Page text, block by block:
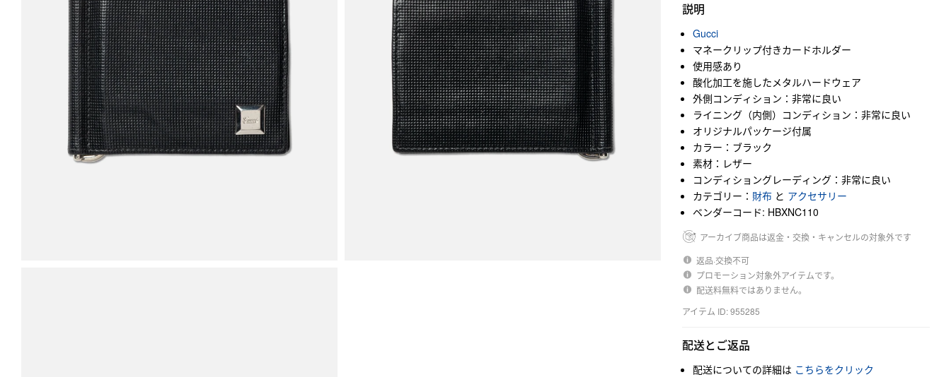
説明
Gucci
マネークリップ付きカードホルダー
使用感あり
酸化加工を施したメタルハードウェア
外側コンディション：非常に良い
ライニング（内側）コンディション：非常に良い
オリジナルパッケージ付属
カラー：ブラック
素材：レザー
コンディショングレーディング：非常に良い
カテゴリー： 財布 と アクセサリー
ベンダーコード: HBXNC110
アーカイブ商品は返金・交換・キャンセルの対象外です
返品·交換不可
プロモーション対象外アイテムです。
配送料無料ではありません。
アイテム ID: 955285
配送とご返品
配送についての詳細は こちらをクリック